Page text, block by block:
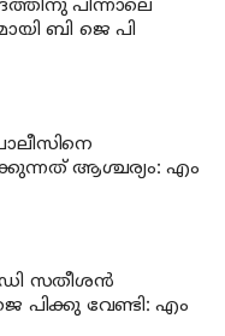
പിന്നാലെ
ബി ജെ പി
ആശ്ചര്യം: എം
ഡി സതീശന്‍
പിക്കു വേണ്ടി: എം